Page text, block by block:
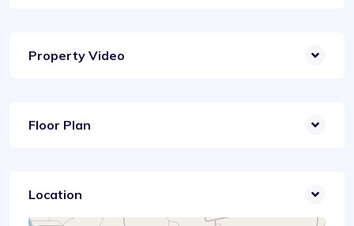
Property Video
Floor Plan
Location